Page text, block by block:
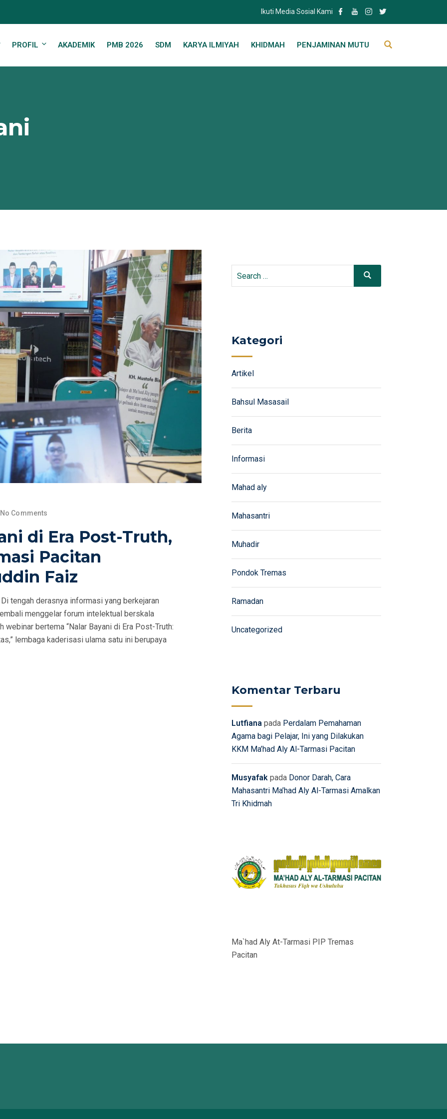
Ikuti Media Sosial Kami
PROFIL AKADEMIK PMB 2026 SDM KARYA ILMIYAH KHIDMAH PENJAMINAN MUTU
No Comments
di Era Post-Truth,
Pacitan
Faiz
tengah derasnya informasi yang berkejaran
menggelar forum intelektual berskala
bertema “Nalar Bayani di Era Post-Truth:
lembaga kaderisasi ulama satu ini berupaya
Search
Search
Kategori
Artikel
Bahsul Masasail
Berita
Informasi
Mahad aly
Mahasantri
Muhadir
Pondok Tremas
Ramadan
Uncategorized
Komentar Terbaru
Lutfiana pada Perdalam Pemahaman
Agama bagi Pelajar, Ini yang Dilakukan
KKM Ma’had Aly Al-Tarmasi Pacitan
Musyafak pada Donor Darah, Cara
Mahasantri Ma’had Aly Al-Tarmasi Amalkan
Tri Khidmah
Ma`had Aly At-Tarmasi PIP Tremas
Pacitan